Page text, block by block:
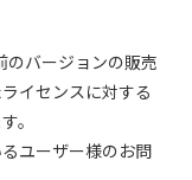
のバージョンの販売
イセンスに対する
。
ユーザー様のお問